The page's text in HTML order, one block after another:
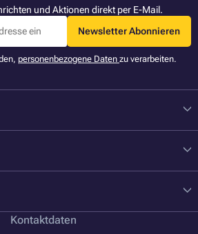
und Aktionen direkt per E-Mail.
Newsletter Abonnieren
personenbezogene Daten zu verarbeiten.
Kontaktdaten